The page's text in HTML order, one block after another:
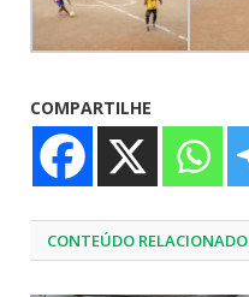
COMPARTILHE
CONTEÚDO RELACIONADO